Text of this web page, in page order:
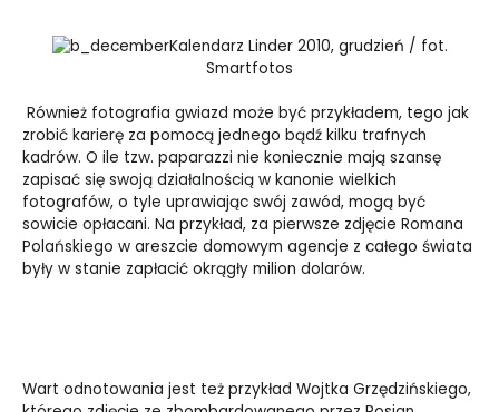
Kalendarz Linder 2010, grudzień / fot.
Smartfotos
Również fotografia gwiazd może być przykładem, tego jak
zrobić karierę za pomocą jednego bądź kilku trafnych
kadrów. O ile tzw. paparazzi nie koniecznie mają szansę
zapisać się swoją działalnością w kanonie wielkich
fotografów, o tyle uprawiając swój zawód, mogą być
sowicie opłacani. Na przykład, za pierwsze zdjęcie Romana
Polańskiego w areszcie domowym agencje z całego świata
były w stanie zapłacić okrągły milion dolarów.
Wart odnotowania jest też przykład Wojtka Grzędzińskiego,